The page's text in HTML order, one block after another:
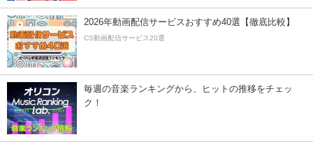
2026年動画配信サービスおすすめ40選【徹底比較】
CS動画配信サービス20選
毎週の音楽ランキングから、ヒットの推移をチェッ
ク！